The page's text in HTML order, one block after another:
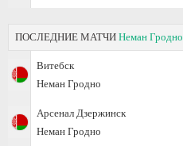
ПОСЛЕДНИЕ МАТЧИ Неман Гродно
Витебск
Неман Гродно
Арсенал Дзержинск
Неман Гродно